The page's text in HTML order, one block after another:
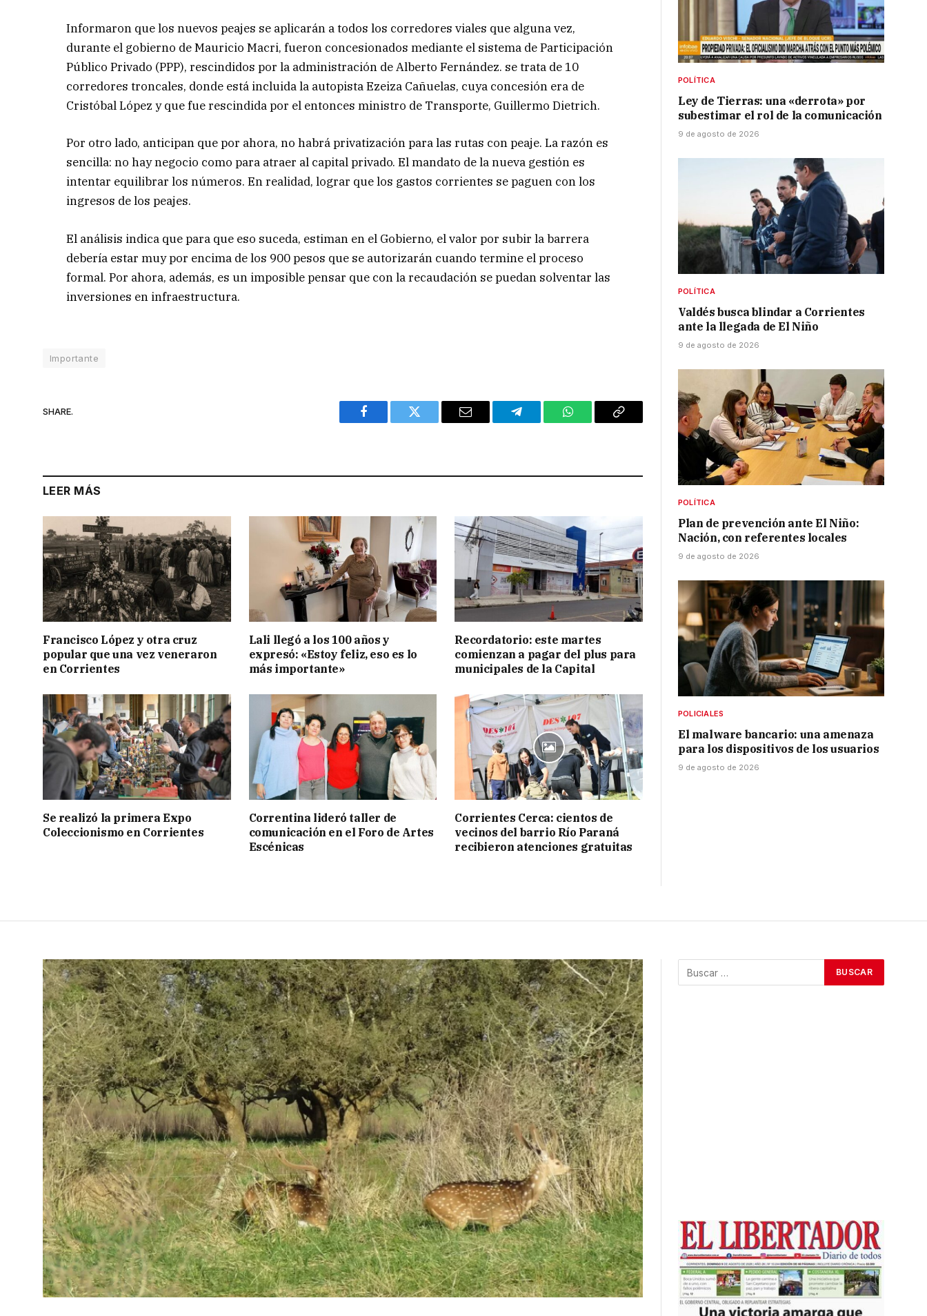
Informaron que los nuevos peajes se aplicarán a todos los corredores viales que alguna vez,
durante el gobierno de Mauricio Macri, fueron concesionados mediante el sistema de Participación
Público Privado (PPP), rescindidos por la administración de Alberto Fernández. se trata de 10
corredores troncales, donde está incluida la autopista Ezeiza Cañuelas, cuya concesión era de
Cristóbal López y que fue rescindida por el entonces ministro de Transporte, Guillermo Dietrich.
Por otro lado, anticipan que por ahora, no habrá privatización para las rutas con peaje. La razón es
sencilla: no hay negocio como para atraer al capital privado. El mandato de la nueva gestión es
intentar equilibrar los números. En realidad, lograr que los gastos corrientes se paguen con los
ingresos de los peajes.
El análisis indica que para que eso suceda, estiman en el Gobierno, el valor por subir la barrera
debería estar muy por encima de los 900 pesos que se autorizarán cuando termine el proceso
formal. Por ahora, además, es un imposible pensar que con la recaudación se puedan solventar las
inversiones en infraestructura.
Importante
SHARE.
Facebook Twitter Email Telegram WhatsAppCopy
LEER MÁS
Francisco López y otra cruz
popular que una vez veneraron
en Corrientes
Lali llegó a los 100 años y
expresó: «Estoy feliz, eso es lo
más importante»
Recordatorio: este martes
comienzan a pagar del plus para
municipales de la Capital
Se realizó la primera Expo
Coleccionismo en Corrientes
Correntina lideró taller de
comunicación en el Foro de Artes
Escénicas
Corrientes Cerca: cientos de
vecinos del barrio Río Paraná
recibieron atenciones gratuitas
POLÍTICA
Ley de Tierras: una «derrota» por
subestimar el rol de la comunicación
9 de agosto de 2026
POLÍTICA
Valdés busca blindar a Corrientes
ante la llegada de El Niño
9 de agosto de 2026
POLÍTICA
Plan de prevención ante El Niño:
Nación, con referentes locales
9 de agosto de 2026
POLICIALES
El malware bancario: una amenaza
para los dispositivos de los usuarios
9 de agosto de 2026